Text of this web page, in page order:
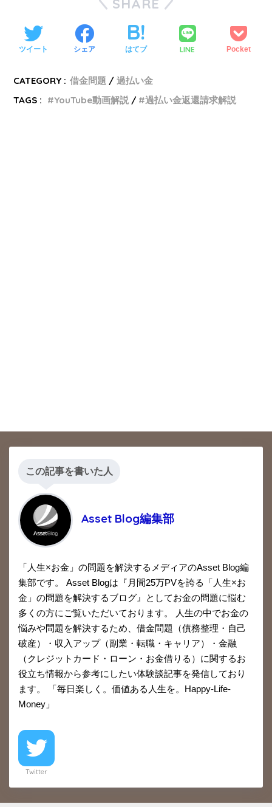
SHARE
ツイート シェア はてブ LINE Pocket
CATEGORY : 借金問題
過払い金
TAGS :
YouTube動画解説 過払い金返還請求解説
この記事を書いた人
Asset Blog編集部
「人生×お金」の問題を解決するメディアのAsset Blog編
集部です。 Asset Blogは『月間25万PVを誇る「人生×お
金」の問題を解決するブログ』としてお金の問題に悩む
多くの方にご覧いただいております。 人生の中でお金の
悩みや問題を解決するため、借金問題（債務整理・自己
破産）・収入アップ（副業・転職・キャリア）・金融
（クレジットカード・ローン・お金借りる）に関するお
役立ち情報から参考にしたい体験談記事を発信しており
ます。 「毎日楽しく。価値ある人生を。Happy-Life-
Money」
Twitter